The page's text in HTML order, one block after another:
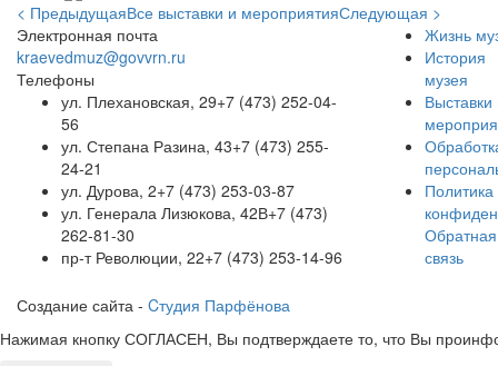
< ПредыдущаяВсе выставки и мероприятияСледующая >
Электронная почта
kraevedmuz@govvrn.ru
Телефоны
ул. Плехановская, 29+7 (473) 252-04-
56
ул. Степана Разина, 43+7 (473) 255-
24-21
ул. Дурова, 2+7 (473) 253-03-87
ул. Генерала Лизюкова, 42В+7 (473)
262-81-30
пр-т Революции, 22+7 (473) 253-14-96
Жизнь
История
музея
Выставки
Политика
Обратная
связь
Создание сайта - Cтудия Парфёнова
Нажимая кнопку СОГЛАСЕН, Вы подтверждаете то, что Вы